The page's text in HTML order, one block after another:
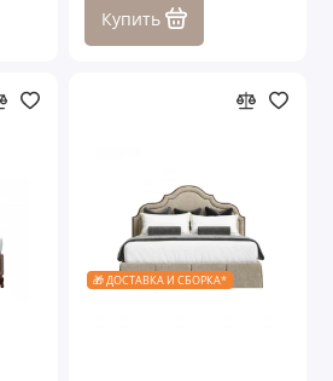
Купить
🎁 ДОСТАВКА И СБОРКА*